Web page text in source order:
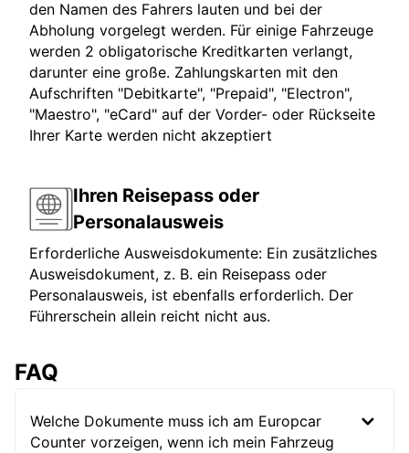
den Namen des Fahrers lauten und bei der
Abholung vorgelegt werden. Für einige Fahrzeuge
werden 2 obligatorische Kreditkarten verlangt,
darunter eine große. Zahlungskarten mit den
Aufschriften "Debitkarte", "Prepaid", "Electron",
"Maestro", "eCard" auf der Vorder- oder Rückseite
Ihrer Karte werden nicht akzeptiert
Ihren Reisepass oder
Personalausweis
Erforderliche Ausweisdokumente: Ein zusätzliches
Ausweisdokument, z. B. ein Reisepass oder
Personalausweis, ist ebenfalls erforderlich. Der
Führerschein allein reicht nicht aus.
FAQ
Welche Dokumente muss ich am Europcar
Counter vorzeigen, wenn ich mein Fahrzeug